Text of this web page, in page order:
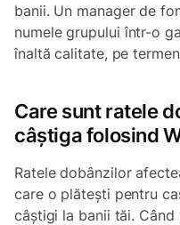
banii. Un manager de
numele grupului într-o
înaltă calitate, pe
Care sunt ratele
câștiga folosind
Ratele dobânzilor
care o plătești pentru
câștigi la banii tăi.